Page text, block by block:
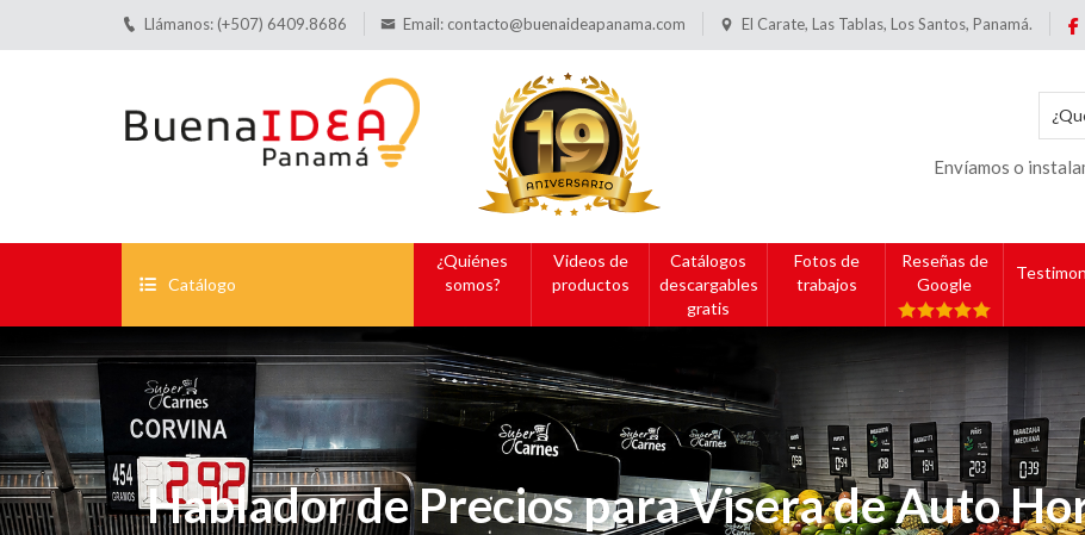
Llámanos: (+507) 6409.8686 Email: contacto@buenaideapanama.com El Carate, Las Tablas, Los Santos, Panamá.
Envíamos o
Catálogo
¿Quiénes
somos?
Videos de
productos
Catálogos
descargables
gratis
Fotos de
trabajos
Reseñas de
Google
Hablador de Precios para Visera de Auto